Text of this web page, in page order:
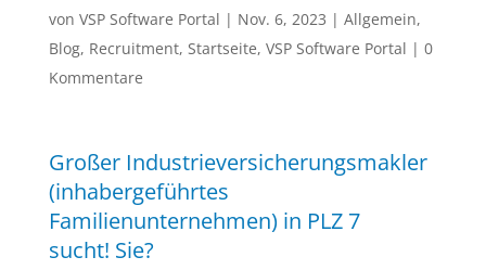
von VSP Software Portal | Nov. 6, 2023 | Allgemein,
Blog, Recruitment, Startseite, VSP Software Portal | 0
Kommentare
Großer Industrieversicherungsmakler
(inhabergeführtes
Familienunternehmen) in PLZ 7
sucht! Sie?